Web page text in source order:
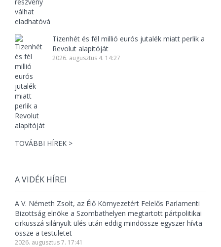
Tizenhét és fél millió eurós jutalék miatt perlik a
Revolut alapítóját
2026. augusztus 4. 14:27
TOVÁBBI HÍREK >
A VIDÉK HÍREI
A V. Németh Zsolt, az Élő Környezetért Felelős Parlamenti
Bizottság elnöke a Szombathelyen megtartott pártpolitikai
cirkusszá silányult ülés után eddig mindössze egyszer hívta
össze a testületet
2026. augusztus 7. 17:41